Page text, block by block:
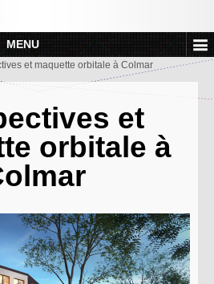
MENU
et maquette orbitale à Colmar
et
orbitale à